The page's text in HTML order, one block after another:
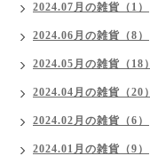
2024.07月の雑貨（1）
2024.06月の雑貨（8）
2024.05月の雑貨（18）
2024.04月の雑貨（20）
2024.02月の雑貨（6）
2024.01月の雑貨（9）